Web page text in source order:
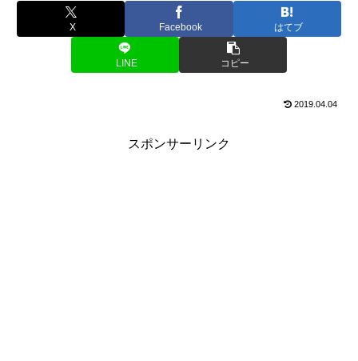
X Facebook はてブ
LINE コピー
2019.04.04
スポンサーリンク